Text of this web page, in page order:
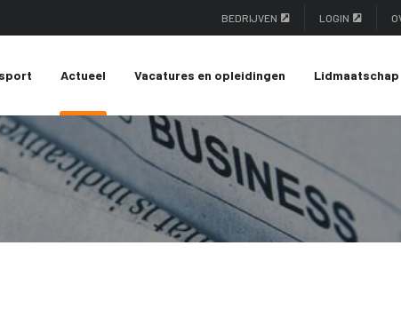
BEDRIJVEN LOGIN
Actueel Vacatures en opleidingen Lidmaatschap